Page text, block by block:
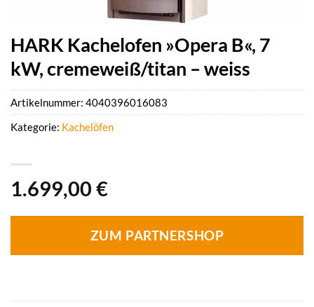
HARK Kachelofen »Opera B«, 7
kW, cremeweiß/titan – weiss
1.699,00 €
ZUM PARTNERSHOP
Artikelnummer: 4040396016083
Kategorie: Kachelöfen